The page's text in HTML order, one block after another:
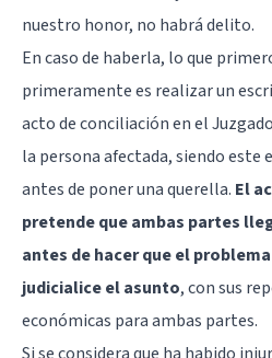
nuestro honor, no habrá delito.
En caso de haberla, lo que
primeramente es realizar un
acto de conciliación en el
la persona afectada, siendo
antes de poner una querella. El
pretende que ambas partes
antes de hacer que el
judicialice el asunto, con sus
económicas para ambas partes.